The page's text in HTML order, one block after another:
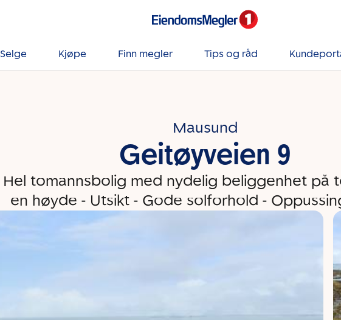
Selge Kjøpe Finn megler Tips og råd
Mausund
Geitøyveien 9
Hel tomannsbolig med nydelig beliggenhet på
en høyde - Utsikt - Gode solforhold -